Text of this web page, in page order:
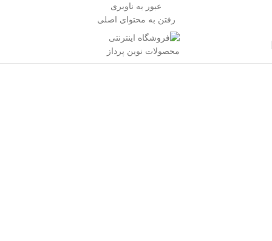
عبور به ناوبری
رفتن به محتوای اصلی